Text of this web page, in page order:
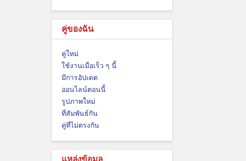
คู่ของฉัน
คู่ใหม่
ใช้งานเมื่อเร็ว ๆ นี้
มีการอัปเดต
ออนไลน์ตอนนี้
รูปภาพใหม่
ที่สัมพันธ์กัน
คู่ที่ไม่ตรงกัน